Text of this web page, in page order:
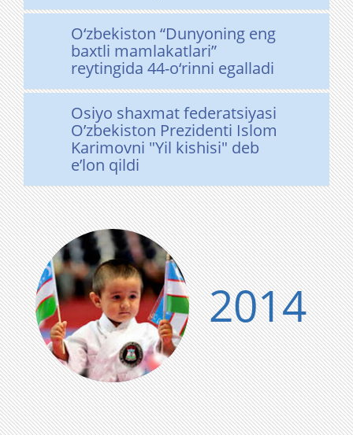
O‘zbekiston “Dunyoning eng
baxtli mamlakatlari”
reytingida 44-o‘rinni egalladi
Osiyo shaxmat federatsiyasi
O’zbekiston Prezidenti Islom
Karimovni "Yil kishisi" deb
e’lon qildi
2014